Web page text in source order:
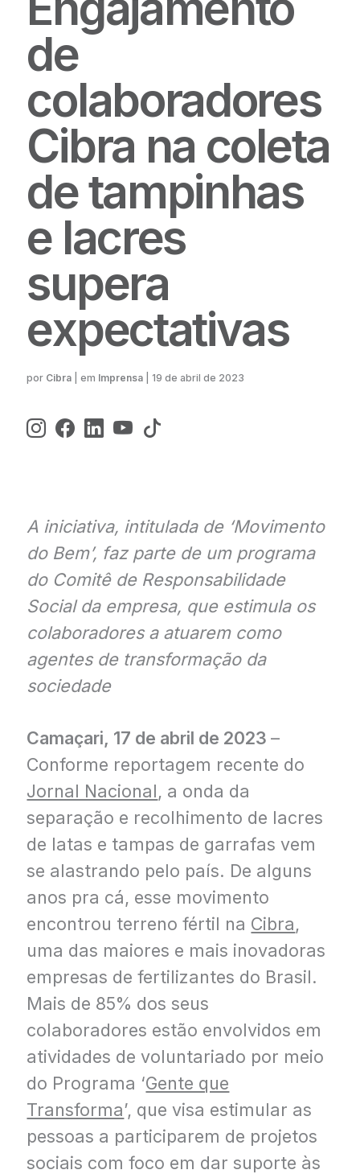
de
colaboradores
Cibra na coleta
de tampinhas
e lacres
supera
expectativas
Cibra | em Imprensa 19 de abril de 2023
A iniciativa, intitulada de ‘Movimento
do Bem’, faz parte de um programa
do Comitê de Responsabilidade
Social da empresa, que estimula os
colaboradores a atuarem como
agentes de transformação da
sociedade
Camaçari, 17 de abril de 2023–
Conforme reportagem recente do
Jornal Nacional, a onda da
separação e recolhimento de lacres
de latas e tampas de garrafas vem
se alastrando pelo país. De alguns
anos pra cá, esse movimento
encontrou terreno fértil na Cibra,
uma das maiores e mais inovadoras
empresas de fertilizantes do Brasil.
Mais de 85% dos seus
colaboradores estão envolvidos em
atividades de voluntariado por meio
do Programa ‘Gente que
Transforma’, que visa estimular as
pessoas a participarem de projetos
sociais com foco em dar suporte às